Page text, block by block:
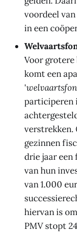
voordeel
in een
Voor
komt een
'
participeren
verstrekken.
gezinnen
drie jaar een
van hun
van 1.000
hiervan is
PMV stopt